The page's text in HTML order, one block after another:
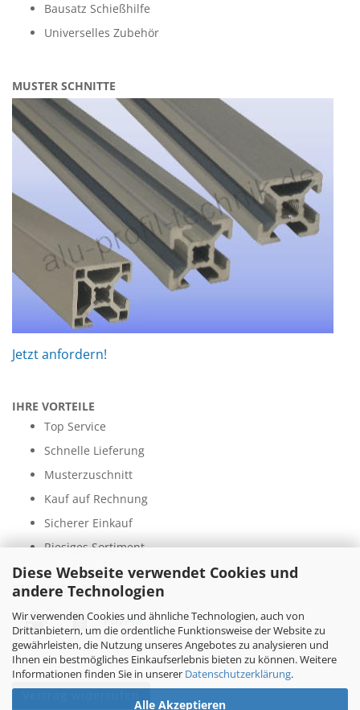
Diese Webseite verwendet Cookies und
andere Technologien
Wir verwenden Cookies und ähnliche Technologien, auch von
Drittanbietern, um die ordentliche Funktionsweise der Website zu
gewährleisten, die Nutzung unseres Angebotes zu analysieren und
Ihnen ein bestmögliches Einkaufserlebnis bieten zu können. Weitere
Informationen finden Sie in unserer Datenschutzerklärung.
Alle Akzeptieren
Bausatz Schießhilfe
Universelles Zubehör
MUSTER SCHNITTE
Jetzt anfordern!
IHRE VORTEILE
Top Service
Schnelle Lieferung
Musterzuschnitt
Kauf auf Rechnung
Sicherer Einkauf
Riesiges Sortiment
ZAHLUNGSARTEN